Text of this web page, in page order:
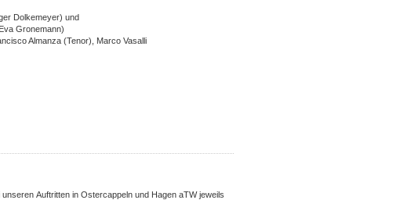
Dolkemeyer) und
Gronemann)
Almanza (Tenor), Marco Vasalli
Auftritten in Ostercappeln und Hagen aTW jeweils